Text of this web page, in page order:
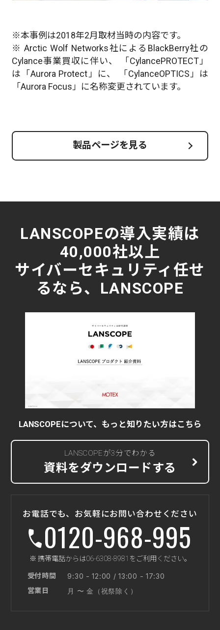
※本事例は2018年2月取材当時の内容です。
※ Arctic Wolf Networks社によるBlackBerry社の
Cylance事業買収に伴い、 「CylancePROTECT」
は「Aurora Protect」に、 「CylanceOPTICS」は
「Aurora Focus」に名称変更されています。
製品ページを見る
LANSCOPEの導入実績は
40,000社以上
サイバーセキュリティ任せ
るなら、LANSCOPE
LANSCOPEについて、もっと知りたい方はこちら
LANSCOPEが3分でわかる
資料をダウンロードする
お電話でも、お気軽にお問い合わせください
0120-968-995
※ 携帯電話からは06-6308-8981をご利用ください。
受付時間 9:30 - 12:00 / 13:00 - 17:30
営業日 月 〜 金（祝祭除く）